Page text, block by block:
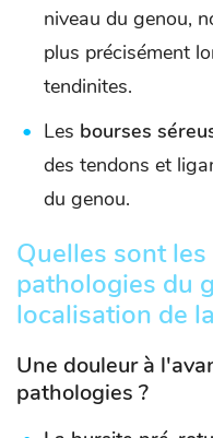
niveau du genou,
plus précisément
tendinites.
Les bourses
des tendons et
du genou.
Quelles sont
pathologies du
localisation de
Une douleur à
pathologies ?